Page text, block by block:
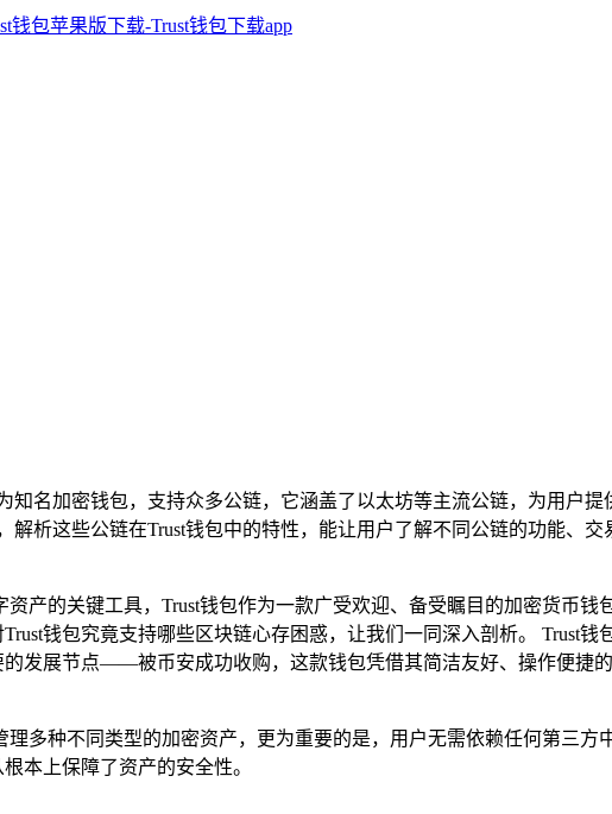
知名加密钱包，支持众多公链，它涵盖了以太坊等主流公链，为用户
析这些公链在Trust钱包中的特性，能让用户了解不同公链的功能、
产的关键工具，Trust钱包作为一款广受欢迎、备受瞩目的加密货币
钱包究竟支持哪些区块链心存困惑，让我们一同深入剖析。 Trust
发展节点——被币安成功收购，这款钱包凭借其简洁友好、操作便捷
多种不同类型的加密资产，更为重要的是，用户无需依赖任何第三方
本上保障了资产的安全性。